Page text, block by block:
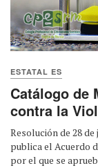
ESTATAL ES
Catálogo de
contra la
Resolución de 28
publica el Acuerdo
por el que se